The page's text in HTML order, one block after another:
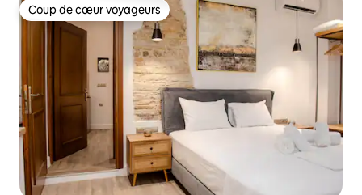
Coup de cœur voyageurs
Coup de cœur voyageurs